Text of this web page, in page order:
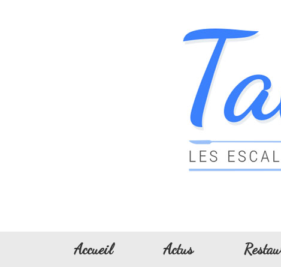
Accueil Actus